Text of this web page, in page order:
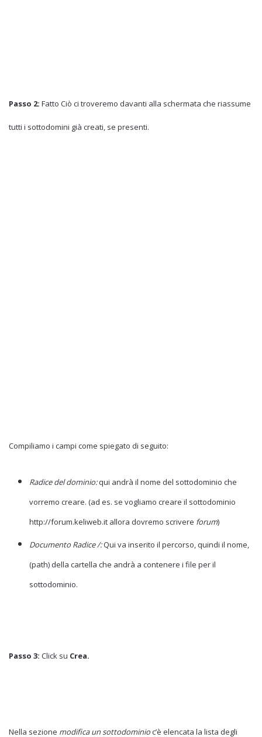
Passo 2: Fatto Ciò ci troveremo davanti alla schermata che riassume
tutti i sottodomini già creati, se presenti.
Compiliamo i campi come spiegato di seguito:
Radice del dominio:qui andrà il nome del sottodominio che
vorremo creare. (ad es. se vogliamo creare il sottodominio
http://forum.keliweb.it allora dovremo scrivere forum)
Documento Radice /:Qui va inserito il percorso, quindi il nome,
(path) della cartella che andrà a contenere i file per il
sottodominio.
Passo 3: Click su Crea.
Nella sezione modifica un sottodominioc’è elencata la lista degli